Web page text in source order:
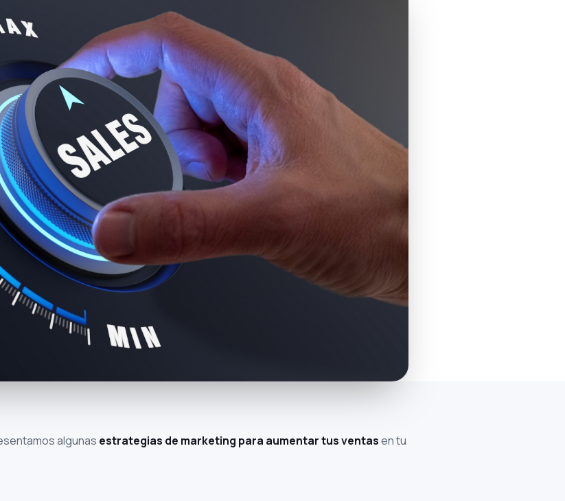
algunas estrategias de marketing para aumentar tus ventasen tu